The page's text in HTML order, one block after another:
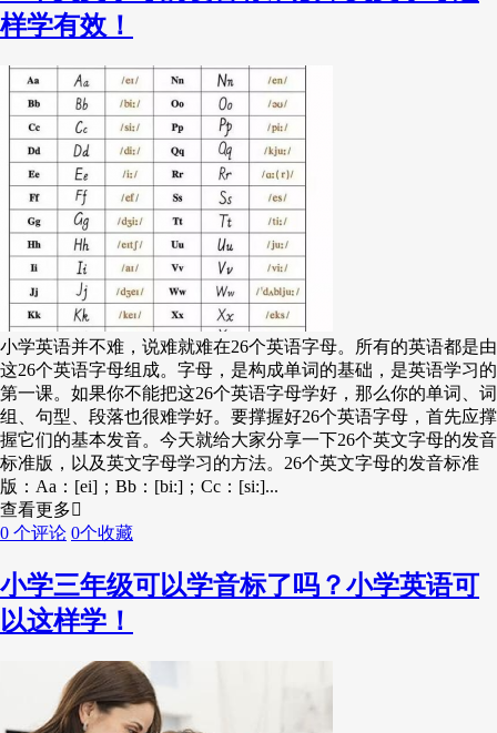
样学有效！
小学英语并不难，说难就难在26个英语字母。所有的英语都是由
这26个英语字母组成。字母，是构成单词的基础，是英语学习的
第一课。如果你不能把这26个英语字母学好，那么你的单词、词
组、句型、段落也很难学好。要撑握好26个英语字母，首先应撑
握它们的基本发音。今天就给大家分享一下26个英文字母的发音
标准版，以及英文字母学习的方法。26个英文字母的发音标准
版：Aa：[ei]；Bb：[bi:]；Cc：[si:]...
查看更多
0 个评论 0个收藏
小学三年级可以学音标了吗？小学英语可
以这样学！